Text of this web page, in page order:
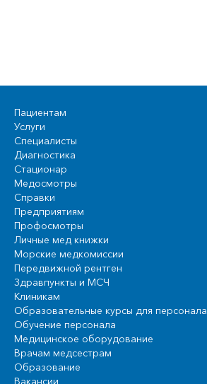
Пациентам
Услуги
Специалисты
Диагностика
Стационар
Медосмотры
Справки
Предприятиям
Профосмотры
Личные мед книжки
Морские медкомиссии
Передвижной рентген
Здравпункты и МСЧ
Клиникам
Образовательные курсы для персонала
Обучение персонала
Медицинское оборудование
Врачам медсестрам
Образование
Вакансии